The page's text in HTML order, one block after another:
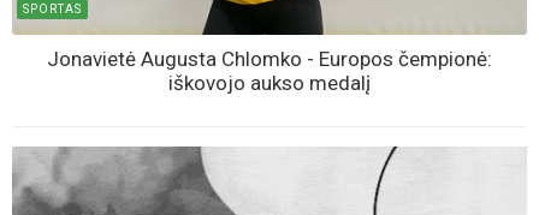
SPORTAS
Jonavietė Augusta Chlomko - Europos čempionė:
iškovojo aukso medalį